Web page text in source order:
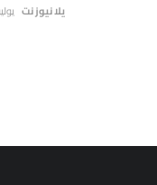
يلا نيوز نت يوليو